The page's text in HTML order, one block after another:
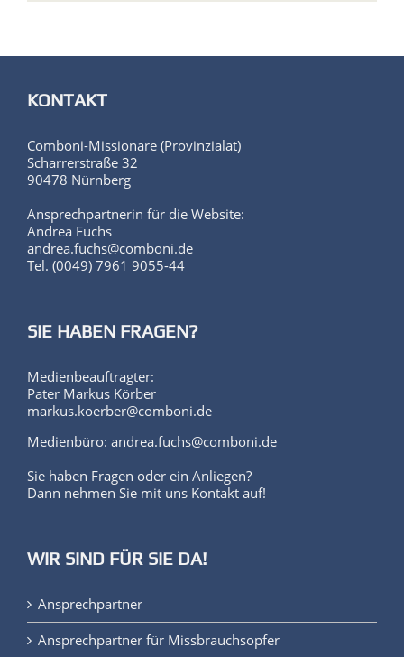
KONTAKT
Comboni-Missionare (Provinzialat)
Scharrerstraße 32
90478 Nürnberg
Ansprechpartnerin für die Website:
Andrea Fuchs
andrea.fuchs@comboni.de
Tel. (0049) 7961 9055-44
SIE HABEN FRAGEN?
Medienbeauftragter:
Pater Markus Körber
markus.koerber@comboni.de
Medienbüro: andrea.fuchs@comboni.de
Sie haben Fragen oder ein Anliegen?
Dann nehmen Sie mit uns Kontakt auf!
WIR SIND FÜR SIE DA!
Ansprechpartner
Ansprechpartner für Missbrauchsopfer